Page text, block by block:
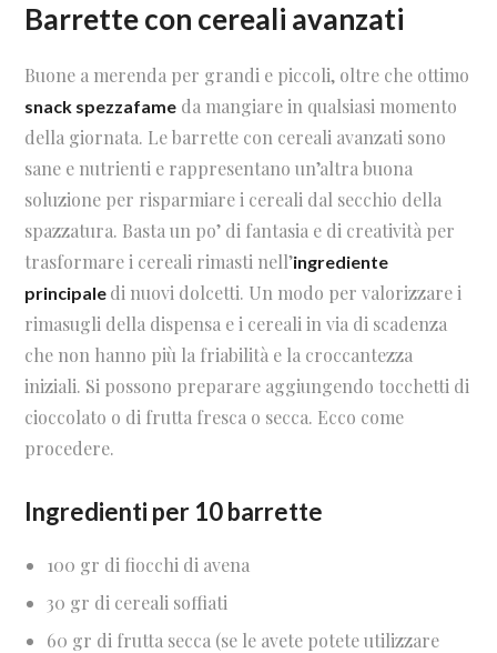
Barrette con cereali avanzati
Buone a merenda per grandi e piccoli, oltre che ottimo
snack spezzafame da mangiare in qualsiasi momento
della giornata. Le barrette con cereali avanzati sono
sane e nutrienti e rappresentano un’altra buona
soluzione per risparmiare i cereali dal secchio della
spazzatura. Basta un po’ di fantasia e di creatività per
trasformare i cereali rimasti nell’ingrediente
principale di nuovi dolcetti. Un modo per valorizzare i
rimasugli della dispensa e i cereali in via di scadenza
che non hanno più la friabilità e la croccantezza
iniziali. Si possono preparare aggiungendo tocchetti di
cioccolato o di frutta fresca o secca. Ecco come
procedere.
Ingredienti per 10 barrette
100 gr di fiocchi di avena
30 gr di cereali soffiati
60 gr di frutta secca (se le avete potete utilizzare